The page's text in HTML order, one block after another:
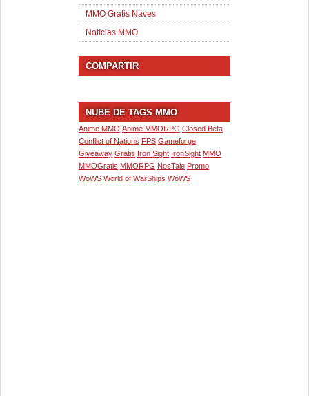
MMO Gratis Naves
Noticias MMO
COMPARTIR
NUBE DE TAGS MMO
Anime MMO Anime MMORPG Closed Beta
Conflict of Nations FPS Gameforge
Giveaway Gratis Iron Sight IronSight MMO
MMOGratis MMORPG NosTale Promo
WoWS World of WarShips WoWS